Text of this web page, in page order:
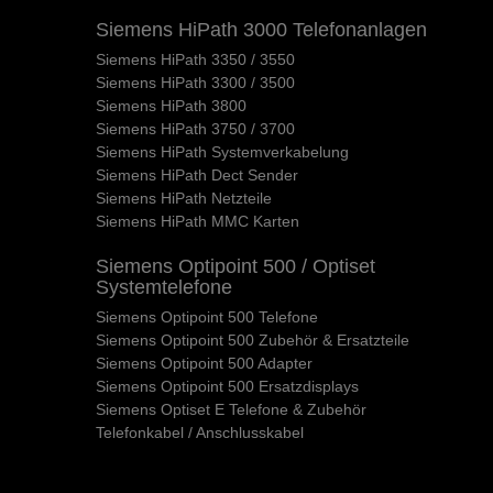
Siemens HiPath 3000 Telefonanlagen
Siemens HiPath 3350 / 3550
Siemens HiPath 3300 / 3500
Siemens HiPath 3800
Siemens HiPath 3750 / 3700
Siemens HiPath Systemverkabelung
Siemens HiPath Dect Sender
Siemens HiPath Netzteile
Siemens HiPath MMC Karten
Siemens Optipoint 500 / Optiset
Systemtelefone
Siemens Optipoint 500 Telefone
Siemens Optipoint 500 Zubehör & Ersatzteile
Siemens Optipoint 500 Adapter
Siemens Optipoint 500 Ersatzdisplays
Siemens Optiset E Telefone & Zubehör
Telefonkabel / Anschlusskabel